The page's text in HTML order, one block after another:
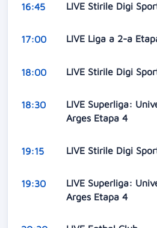
16:45 LIVE Stirile Digi
17:00 LIVE Liga a 2-a
18:00 LIVE Stirile Digi
18:30
LIVE Superliga:
Arges Etapa 4
19:15 LIVE Stirile Digi
19:30
LIVE Superliga:
Arges Etapa 4